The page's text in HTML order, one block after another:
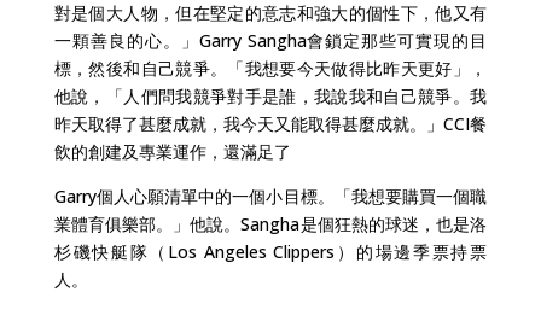
對是個大人物，但在堅定的意志和強大的個性下，他又有
一顆善良的心。」Garry Sangha會鎖定那些可實現的目
標，然後和自己競爭。「我想要今天做得比昨天更好」，
他說，「人們問我競爭對手是誰，我說我和自己競爭。我
昨天取得了甚麼成就，我今天又能取得甚麼成就。」CCI餐
飲的創建及專業運作，還滿足了
Garry個人心願清單中的一個小目標。「我想要購買一個職
業體育俱樂部。」他說。Sangha是個狂熱的球迷，也是洛
杉磯快艇隊（Los Angeles Clippers）的場邊季票持票
人。